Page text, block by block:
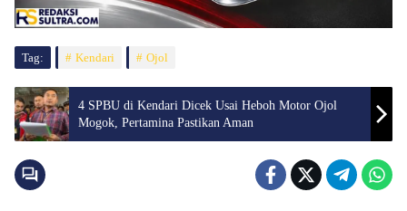
Tag: Kendari Ojol
4 SPBU di Kendari Dicek Usai Heboh Motor Ojol
Mogok, Pertamina Pastikan Aman